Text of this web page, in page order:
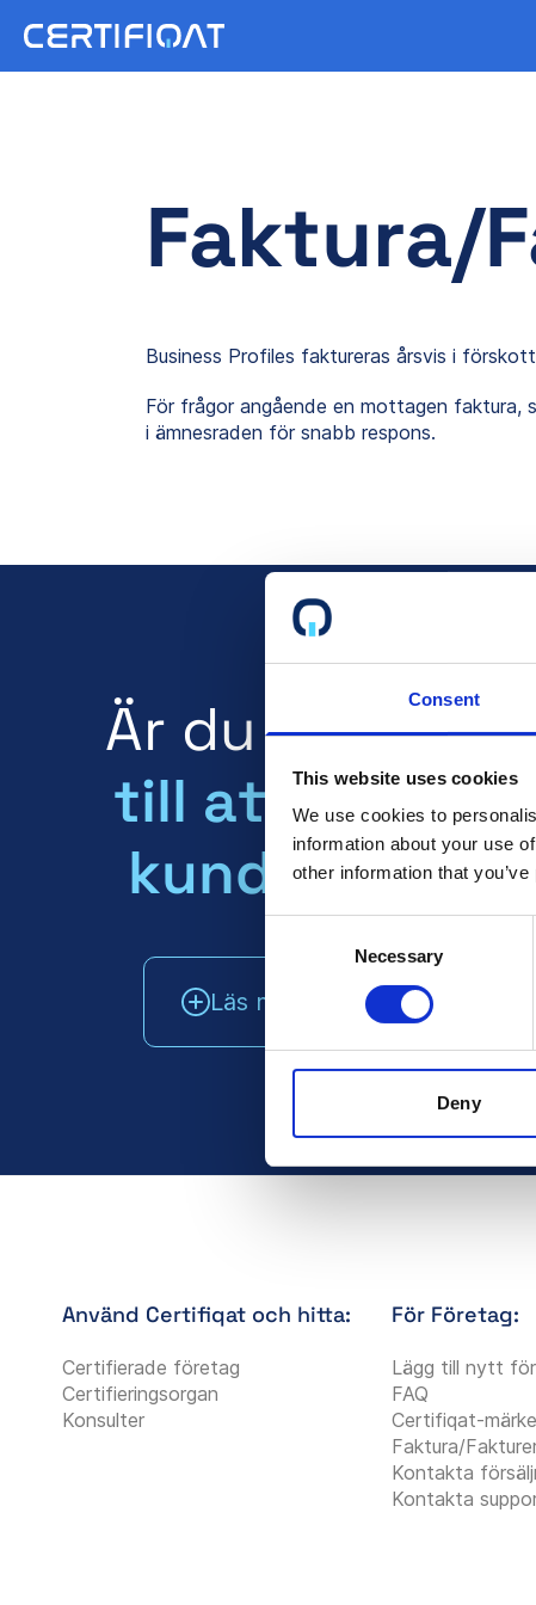
Consent
This website uses cookies
We use cookies to
information about your use
other information that
Selection
Necessary
Deny
Faktura/
Business Profiles faktureras årsvis i
För frågor angående en mottagen faktura,
i ämnesraden för snabb respons.
Är du
till att dina
kunder vet
Läs mer om Prata
Använd Certifiqat och hitta:
Certifierade företag
Certifieringsorgan
Konsulter
För Företag:
Lägg till nytt
FAQ
Certifiqat-
Faktura/
Kontakta
Kontakta